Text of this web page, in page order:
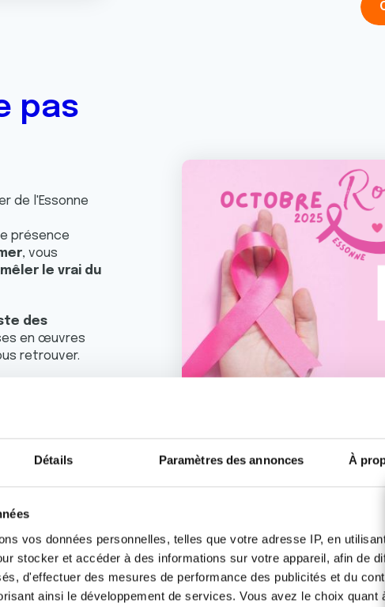
Détails Paramètres des annonces À
vos données personnelles, telles que votre adresse IP, en
stocker et accéder à des informations sur votre appareil, afin de
d'effectuer des mesures de performance des publicités et du
ainsi le développement de services. Vous avez le choix quant
pas
de l'Essonne
présence
, vous
le vrai du
des
en œuvres
retrouver.
achetant des